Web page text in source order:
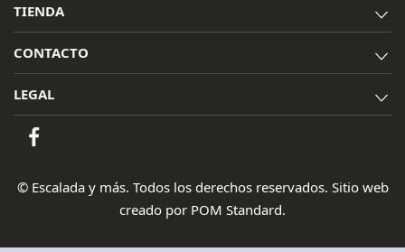
TIENDA
CONTACTO
LEGAL
© Escalada y más. Todos los derechos reservados. Sitio web
creado por POM Standard.